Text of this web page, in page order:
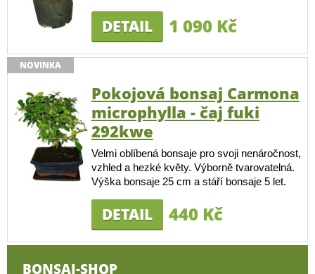
DETAIL 1 090 Kč
NOVINKA
Pokojová bonsaj Carmona
microphylla - čaj fuki
292kwe
Velmi oblíbená bonsaje pro svoji nenáročnost,
vzhled a hezké květy. Výborně tvarovatelná.
Výška bonsaje 25 cm a stáří bonsaje 5 let.
DETAIL 440 Kč
BONSAI-SHOP